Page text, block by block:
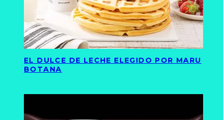
EL DULCE DE LECHE ELEGIDO POR MARU
BOTANA